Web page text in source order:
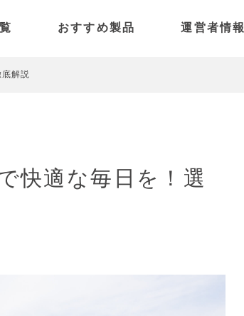
原付
おすすめ製品 運営者情報
解説
快適な毎日を！選